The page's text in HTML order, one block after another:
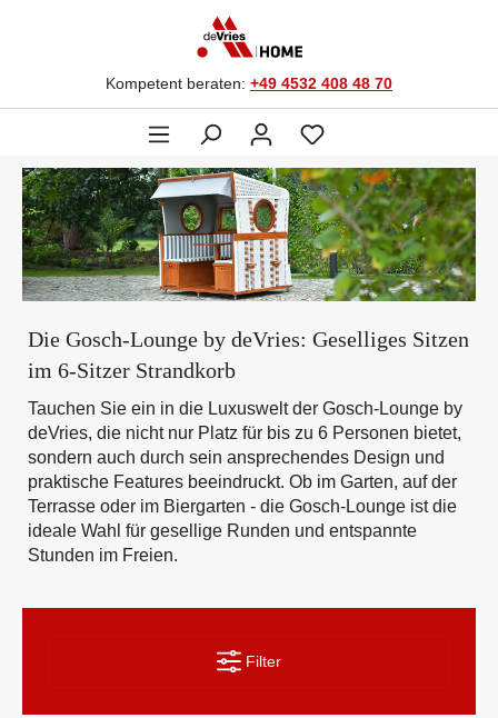
Kompetent beraten: +49 4532 408 48 70
Die Gosch-Lounge by deVries: Geselliges Sitzen
im 6-Sitzer Strandkorb
Tauchen Sie ein in die Luxuswelt der Gosch-Lounge by
deVries, die nicht nur Platz für bis zu 6 Personen bietet,
sondern auch durch sein ansprechendes Design und
praktische Features beeindruckt. Ob im Garten, auf der
Terrasse oder im Biergarten - die Gosch-Lounge ist die
ideale Wahl für gesellige Runden und entspannte
Stunden im Freien.
Filter